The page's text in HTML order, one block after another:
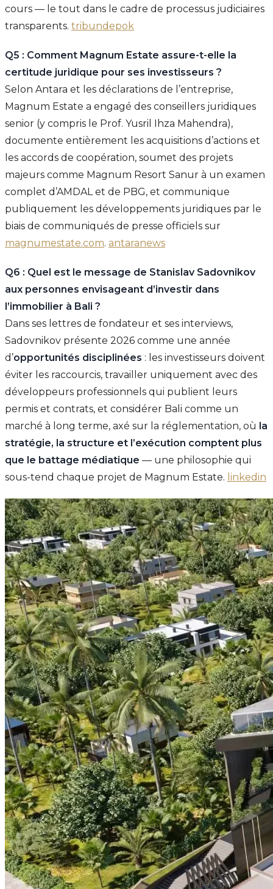
cours — le tout dans le cadre de processus judiciaires
transparents. tribundepok
Q5 : Comment Magnum Estate assure-t-elle la
certitude juridique pour ses investisseurs ?
Selon Antara et les déclarations de l’entreprise,
Magnum Estate a engagé des conseillers juridiques
senior (y compris le Prof. Yusril Ihza Mahendra),
documente entièrement les acquisitions d’actions et
les accords de coopération, soumet des projets
majeurs comme Magnum Resort Sanur à un examen
complet d’AMDAL et de PBG, et communique
publiquement les développements juridiques par le
biais de communiqués de presse officiels sur
magnumestate.com. antaranews
Q6 : Quel est le message de Stanislav Sadovnikov
aux personnes envisageant d’investir dans
l’immobilier à Bali ?
Dans ses lettres de fondateur et ses interviews,
Sadovnikov présente 2026 comme une année
d’opportunités disciplinées : les investisseurs doivent
éviter les raccourcis, travailler uniquement avec des
développeurs professionnels qui publient leurs
permis et contrats, et considérer Bali comme un
marché à long terme, axé sur la réglementation, où la
stratégie, la structure et l’exécution comptent plus
que le battage médiatique — une philosophie qui
sous-tend chaque projet de Magnum Estate. linkedin